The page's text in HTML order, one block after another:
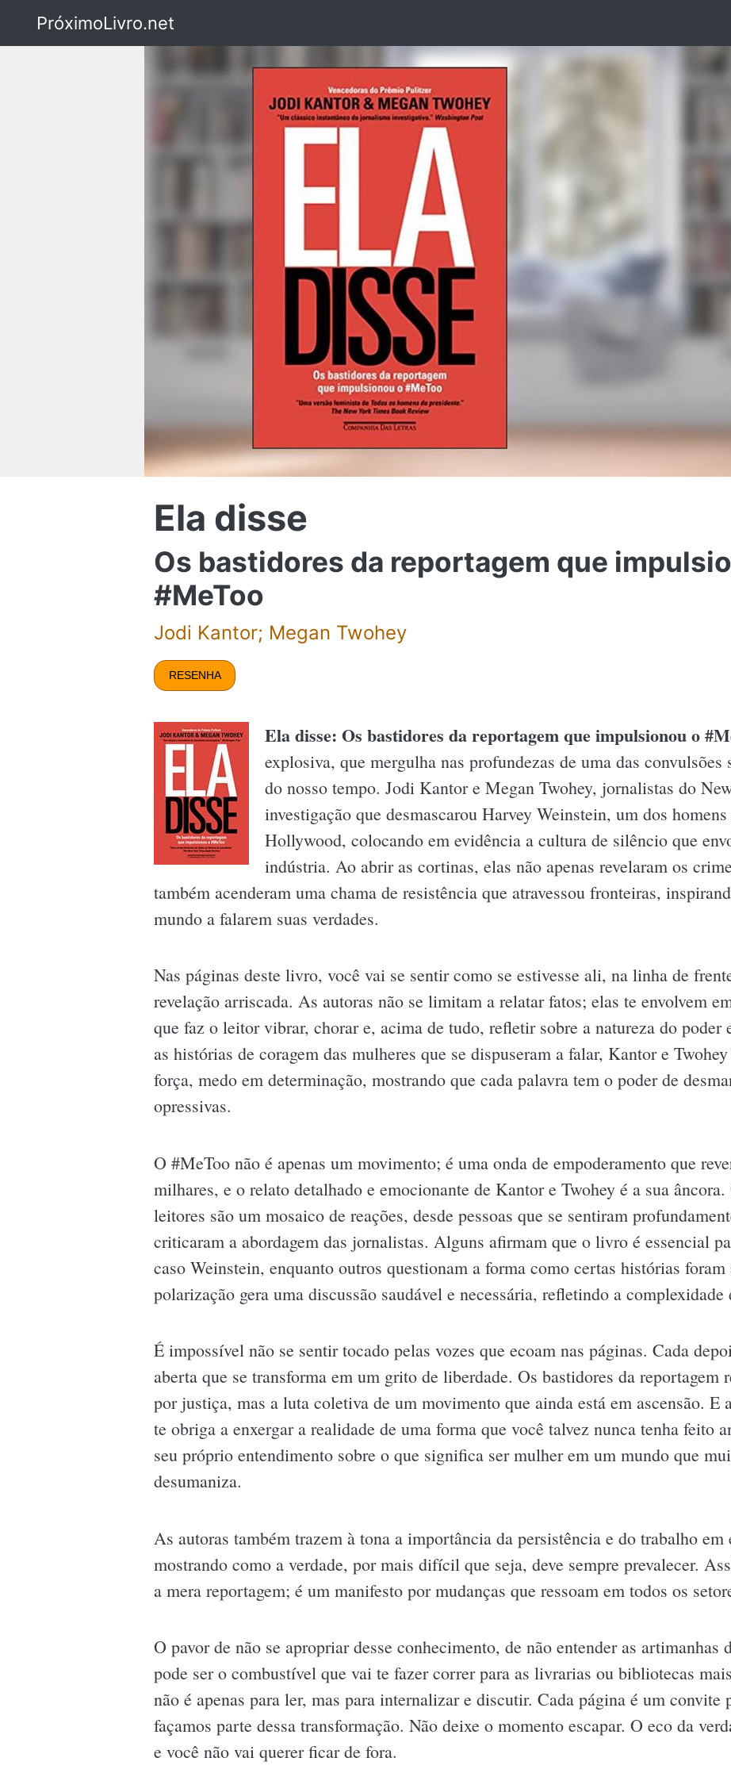
PróximoLivro.net
Ela disse
Os bastidores da reportagem que
#MeToo
Jodi Kantor; Megan Twohey
RESENHA
Ela disse: Os bastidores da reportagem que impulsionou o
explosiva, que mergulha nas profundezas de uma das
do nosso tempo. Jodi Kantor e Megan Twohey, jornalistas do
investigação que desmascarou Harvey Weinstein, um dos
Hollywood, colocando em evidência a cultura de silêncio que
indústria. Ao abrir as cortinas, elas não apenas revelaram os
também acenderam uma chama de resistência que atravessou fronteiras,
mundo a falarem suas verdades.
Nas páginas deste livro, você vai se sentir como se estivesse ali, na linha de
revelação arriscada. As autoras não se limitam a relatar fatos; elas te envolvem
que faz o leitor vibrar, chorar e, acima de tudo, refletir sobre a natureza do
as histórias de coragem das mulheres que se dispuseram a falar, Kantor e
força, medo em determinação, mostrando que cada palavra tem o poder de
opressivas.
O #MeToo não é apenas um movimento; é uma onda de empoderamento que
milhares, e o relato detalhado e emocionante de Kantor e Twohey é a sua
leitores são um mosaico de reações, desde pessoas que se sentiram
criticaram a abordagem das jornalistas. Alguns afirmam que o livro é essencial
caso Weinstein, enquanto outros questionam a forma como certas histórias foram
polarização gera uma discussão saudável e necessária, refletindo a complexidade
É impossível não se sentir tocado pelas vozes que ecoam nas páginas. Cada
aberta que se transforma em um grito de liberdade. Os bastidores da reportagem
por justiça, mas a luta coletiva de um movimento que ainda está em ascensão. E
te obriga a enxergar a realidade de uma forma que você talvez nunca tenha feito
seu próprio entendimento sobre o que significa ser mulher em um mundo que
desumaniza.
As autoras também trazem à tona a importância da persistência e do trabalho
mostrando como a verdade, por mais difícil que seja, deve sempre prevalecer.
a mera reportagem; é um manifesto por mudanças que ressoam em todos os
O pavor de não se apropriar desse conhecimento, de não entender as artimanhas
pode ser o combustível que vai te fazer correr para as livrarias ou bibliotecas
não é apenas para ler, mas para internalizar e discutir. Cada página é um convite
façamos parte dessa transformação. Não deixe o momento escapar. O eco da
e você não vai querer ficar de fora.